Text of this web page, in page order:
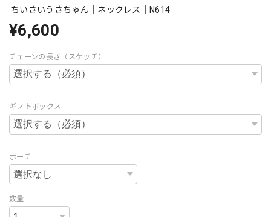
ちいさいうさちゃん｜ネックレス｜N614
¥6,600
チェーンの長さ（スケッチ）
ギフトボックス
ポーチ
数量